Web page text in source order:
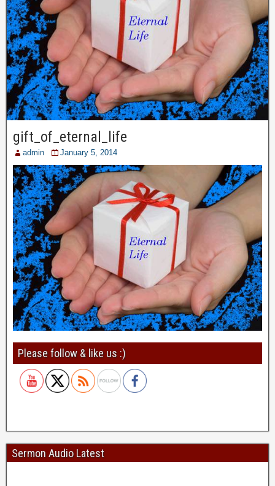
gift_of_eternal_life
admin January 5, 2014
Please follow & like us :)
Sermon Audio Latest